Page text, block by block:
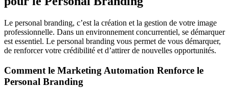
Le personal branding, c’est la création et la gestion de votre image
professionnelle. Dans un environnement concurrentiel, se démarquer
est essentiel. Le personal branding vous permet de vous démarquer,
de renforcer votre crédibilité et d’attirer de nouvelles opportunités.
Comment le Marketing Automation Renforce le
Personal Branding